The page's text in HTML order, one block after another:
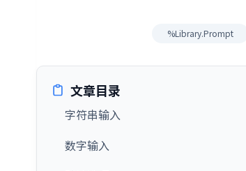
%Library.Prompt
文章目录
字符串输入
数字输入